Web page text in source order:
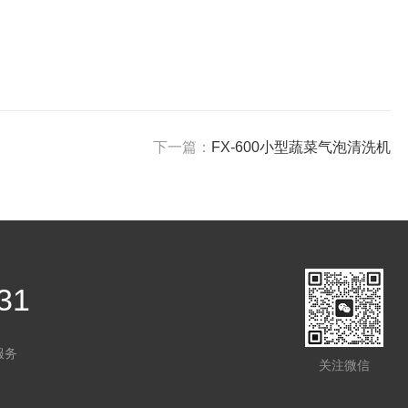
下一篇： FX-600小型蔬菜气泡清洗机
务
关注微信